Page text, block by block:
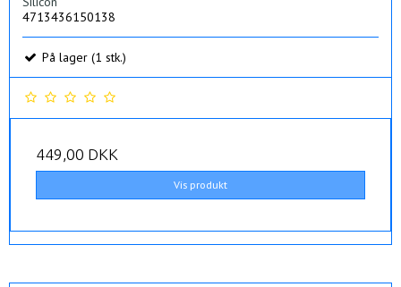
4713436150138
På lager (1 stk.)
449,00 DKK
Vis produkt